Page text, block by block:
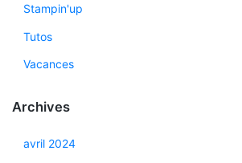
Stampin'up
Tutos
Vacances
Archives
avril 2024